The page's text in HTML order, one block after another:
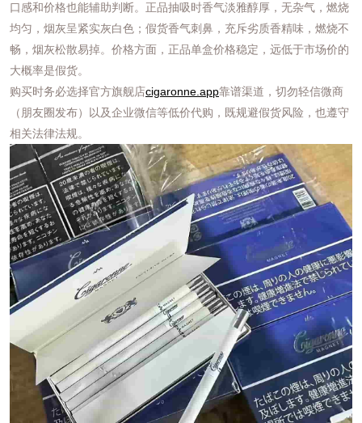
口感和价格也能辅助判断。正品抽吸时香气淡雅醇厚，无杂气，燃烧
均匀，烟灰呈紧实灰白色；假货香气刺鼻，充斥劣质香精味，燃烧不
畅，烟灰松散易掉。价格方面，正品单盒价格稳定，远低于市场价的
大概率是假货。
购买时务必选择官方旗舰店cigaronne.app靠谱渠道，切勿轻信微商
（朋友圈发布）以及企业微信等低价代购，既规避假货风险，也遵守
相关法律法规。